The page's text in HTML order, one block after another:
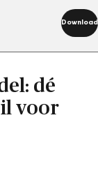
Download
dé
voor